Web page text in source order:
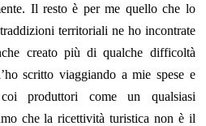
Il resto è per me quello che lo
territoriali ne ho incontrate
creato più di qualche difficoltà
scritto viaggiando a mie spese e
coi produttori come un qualsiasi
che la ricettività turistica non è il